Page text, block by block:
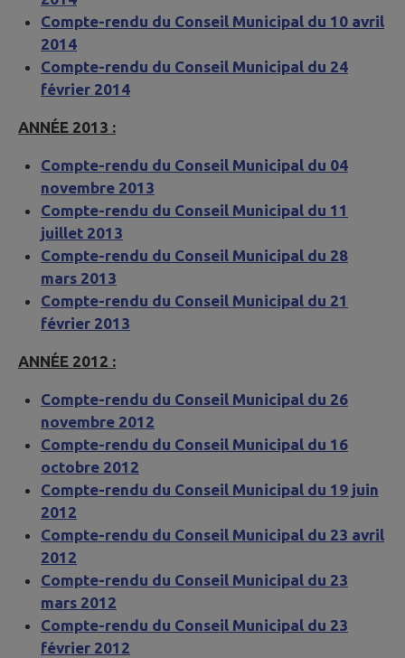
Compte-rendu du Conseil Municipal du 10 avril
2014
Compte-rendu du Conseil Municipal du 24
février 2014
ANNÉE 2013 :
Compte-rendu du Conseil Municipal du 04
novembre 2013
Compte-rendu du Conseil Municipal du 11
juillet 2013
Compte-rendu du Conseil Municipal du 28
mars 2013
Compte-rendu du Conseil Municipal du 21
février 2013
ANNÉE 2012 :
Compte-rendu du Conseil Municipal du 26
novembre 2012
Compte-rendu du Conseil Municipal du 16
octobre 2012
Compte-rendu du Conseil Municipal du 19 juin
2012
Compte-rendu du Conseil Municipal du 23 avril
2012
Compte-rendu du Conseil Municipal du 23
mars 2012
Compte-rendu du Conseil Municipal du 23
février 2012